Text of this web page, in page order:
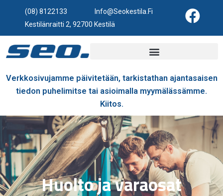
(08) 8122133
Info@seokestila.fi
Kestilänraitti 2, 92700 Kestilä
Verkkosivujamme päivitetään, tarkistathan ajantasaisen
tiedon puhelimitse tai asioimalla myymälässämme.
Kiitos.
Huolto ja varaosat